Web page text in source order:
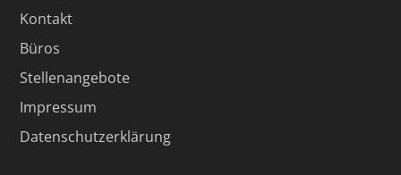
Kontakt
Büros
Stellenangebote
Impressum
Datenschutzerklärung